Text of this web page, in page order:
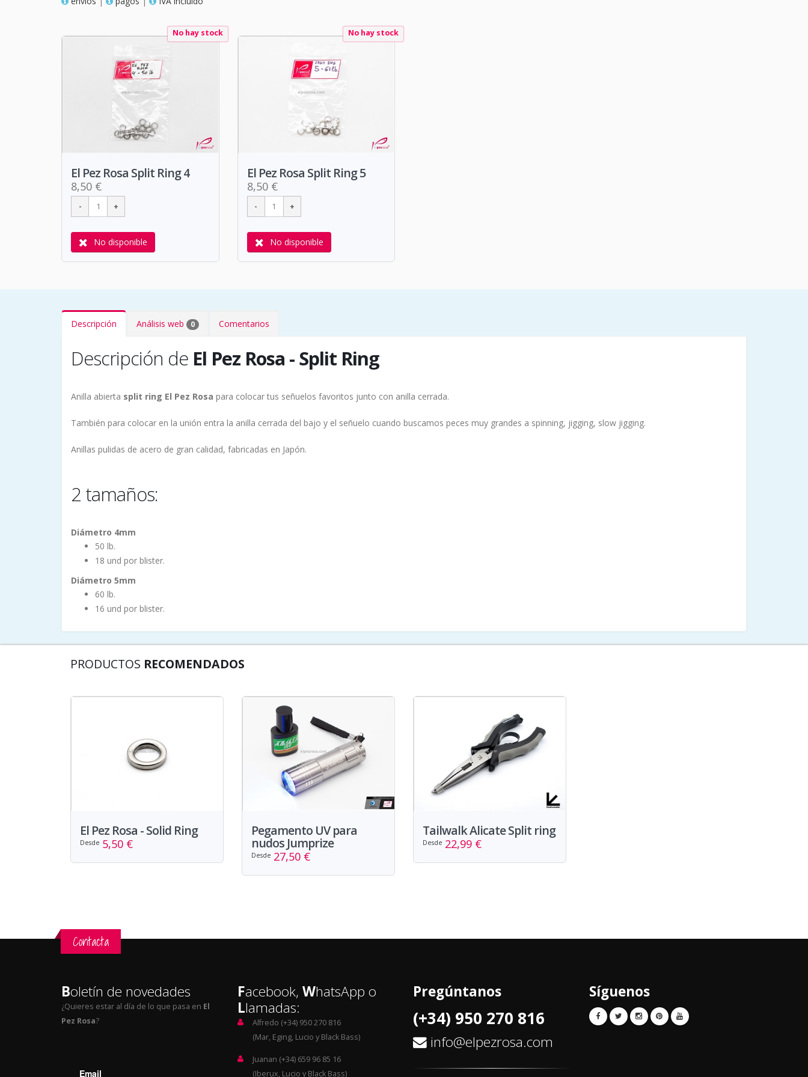
No hay stock
El Pez Rosa Split Ring 4
8,50 €
No disponible
No hay stock
El Pez Rosa Split Ring 5
8,50 €
No disponible
Descripción Análisis web 0 Comentarios
Descripción de El Pez Rosa - Split Ring
Anilla abierta split ring El Pez Rosa para colocar tus señuelos favoritos junto con anilla cerrada.
También para colocar en la unión entra la anilla cerrada del bajo y el señuelo cuando buscamos peces muy grandes a spinning, jigging, slow jigging.
Anillas pulidas de acero de gran calidad, fabricadas en Japón.
2 tamaños:
Diámetro 4mm
50 lb.
18 und por blister.
Diámetro 5mm
60 lb.
16 und por blister.
PRODUCTOS RECOMENDADOS
El Pez Rosa - Solid Ring
Desde 5,50 €
Pegamento UV para
nudos Jumprize
Desde 27,50 €
Tailwalk Alicate Split ring
Desde 22,99 €
Contacta
Boletín de novedades
¿Quieres estar al día de lo que pasa en El
Pez Rosa?
Facebook, WhatsApp o
Llamadas:
Alfredo (+34) 950 270 816
(Mar, Eging, Lucio y Black Bass)
Juanan (+34) 659 96 85 16
(Iberux, Lucio y Black Bass)
Pregúntanos
(+34) 950 270 816
info@elpezrosa.com
Síguenos